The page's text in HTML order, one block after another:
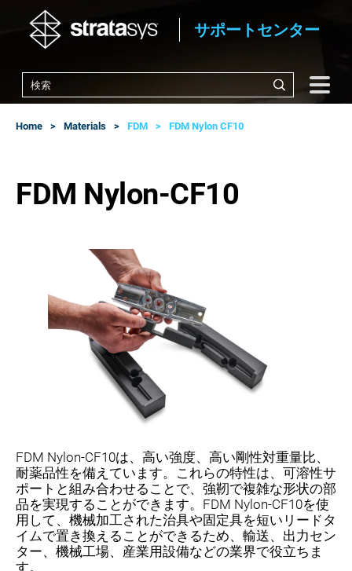
サポートセンター
Home Materials FDM FDM Nylon CF10
FDM Nylon-CF10
FDM Nylon-CF10は、高い強度、高い剛性対重量比、
耐薬品性を備えています。これらの特性は、可溶性サ
ポートと組み合わせることで、強靭で複雑な形状の部
品を実現することができます。FDM Nylon-CF10を使
用して、機械加工された治具や固定具を短いリードタ
イムで置き換えることができるため、輸送、出力セン
ター、機械工場、産業用設備などの業界で役立ちま
す。